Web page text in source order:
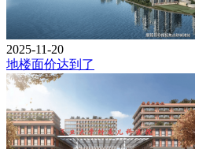
2025-11-20
地楼面价达到了